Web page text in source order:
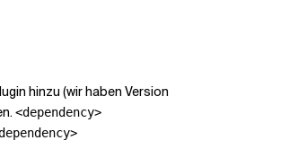
hinzu (wir haben Version
<dependency>